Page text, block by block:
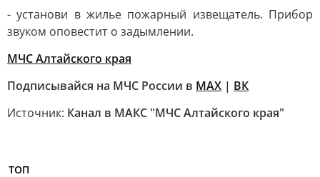
- установи в жилье пожарный извещатель. Прибор
звуком оповестит о задымлении.
МЧС Алтайского края
Подписывайся на МЧС России в MAX | ВК
Источник: Канал в МАКС "МЧС Алтайского края"
ТОП